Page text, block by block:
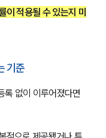
이 적용될 수 있는지 미
기준
록 없이 이루어졌다면